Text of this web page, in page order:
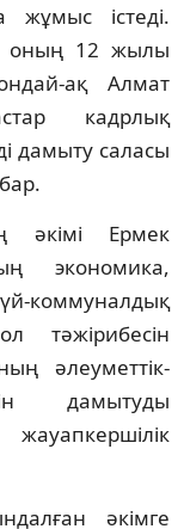
жұмыс істеді.
оның 12 жылы
ақ Алмат
кадрлық
дамыту саласы
әкімі Ермек
экономика,
коммуналдық
тәжірибесін
әлеуметтік-
дамытуды
әкімге